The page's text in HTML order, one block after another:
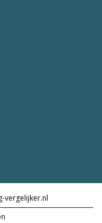
vergelijker.nl